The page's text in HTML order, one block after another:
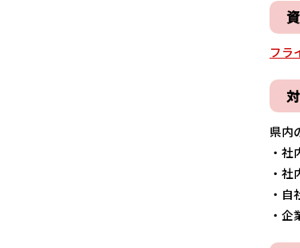
フラ
県内
・
・
・
・